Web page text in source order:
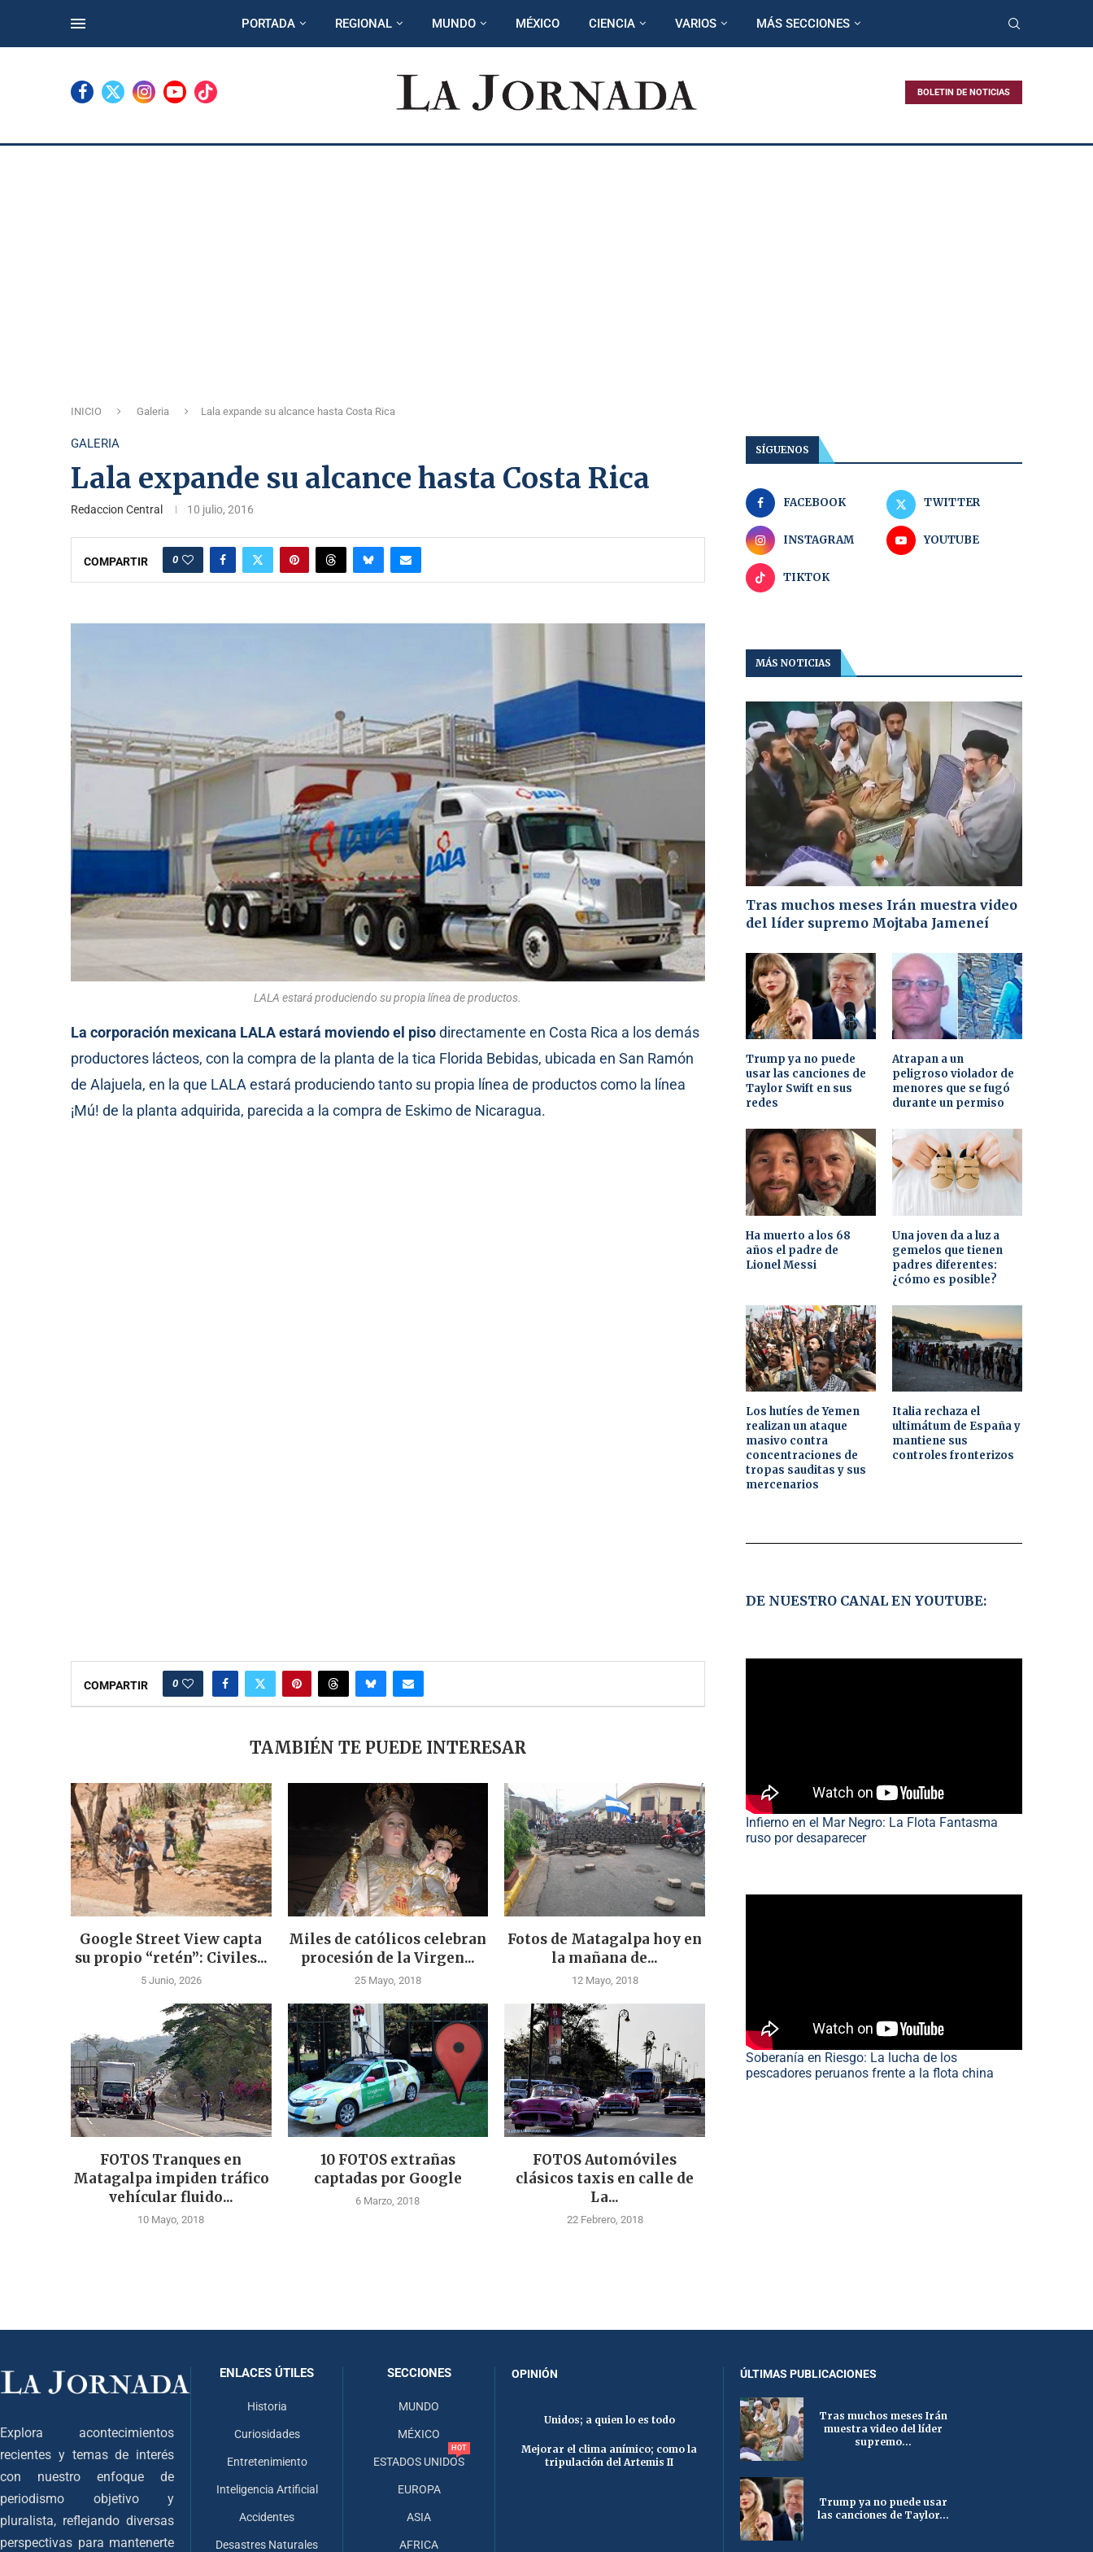
PORTADA REGIONAL MUNDO MÉXICO CIENCIA VARIOS MÁS SECCIONES
BOLETIN DE NOTICIAS
INICIO Galeria Lala expande su alcance hasta Costa Rica
GALERIA
Lala expande su alcance hasta Costa Rica
Redaccion Central 10 julio, 2016
COMPARTIR 0
LALA estará produciendo su propia línea de productos.
La corporación mexicana LALA estará moviendo el pisodirectamente en Costa Rica a los demás
productores lácteos, con la compra de la planta de la tica Florida Bebidas, ubicada en San Ramón
de Alajuela, en la que LALA estará produciendo tanto su propia línea de productos como la línea
¡Mú! de la planta adquirida, parecida a la compra de Eskimo de Nicaragua.
COMPARTIR 0
TAMBIÉN TE PUEDE INTERESAR
Google Street View capta
su propio “retén”: Civiles...
5 Junio, 2026
Miles de católicos celebran
procesión de la Virgen...
25 Mayo, 2018
Fotos de Matagalpa hoy en
la mañana de...
12 Mayo, 2018
FOTOS Tranques en
Matagalpa impiden tráfico
vehícular fluido...
10 Mayo, 2018
10 FOTOS extrañas
captadas por Google
6 Marzo, 2018
FOTOS Automóviles
clásicos taxis en calle de
La...
22 Febrero, 2018
SÍGUENOS
FACEBOOK TWITTER
INSTAGRAM YOUTUBE
TIKTOK
MÁS NOTICIAS
Tras muchos meses Irán muestra video
del líder supremo Mojtaba Jameneí
Trump ya no puede
usar las canciones de
Taylor Swift en sus
redes
Atrapan a un
peligroso violador de
menores que se fugó
durante un permiso
Ha muerto a los 68
años el padre de
Lionel Messi
Una joven da a luz a
gemelos que tienen
padres diferentes:
¿cómo es posible?
Los hutíes de Yemen
realizan un ataque
masivo contra
concentraciones de
tropas sauditas y sus
mercenarios
Italia rechaza el
ultimátum de España y
mantiene sus
controles fronterizos
DE NUESTRO CANAL EN YOUTUBE:
Infierno en el Mar Negro: La Flota Fantasma
ruso por desaparecer
Soberanía en Riesgo: La lucha de los
pescadores peruanos frente a la flota china
Explora acontecimientos
recientes y temas de interés
con nuestro enfoque de
periodismo objetivo y
pluralista, reflejando diversas
perspectivas para mantenerte
ENLACES ÚTILES
Historia
Curiosidades
Entretenimiento
Inteligencia Artificial
Accidentes
Desastres Naturales
SECCIONES
MUNDO
MÉXICO
ESTADOS UNIDOS
HOT
EUROPA
ASIA
AFRICA
OPINIÓN
Unidos; a quien lo es todo
Mejorar el clima anímico; como la
tripulación del Artemis II
ÚLTIMAS PUBLICACIONES
Tras muchos meses Irán
muestra video del líder
supremo...
Trump ya no puede usar
las canciones de Taylor...